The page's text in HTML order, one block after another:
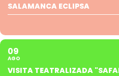
SALAMANCA ECLIPSA
09
AGO
VISITA TEATRALIZADA